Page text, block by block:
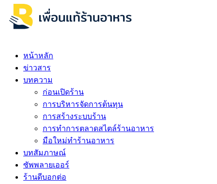
หน้าหลัก
ข่าวสาร
บทความ
ก่อนเปิดร้าน
การบริหารจัดการต้นทุน
การสร้างระบบร้าน
การทำการตลาดสไตล์ร้านอาหาร
มือใหม่ทำร้านอาหาร
บทสัมภาษณ์
ซัพพลายเออร์
ร้านดีบอกต่อ